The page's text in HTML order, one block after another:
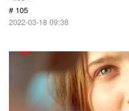
# 105
2022-03-18 09:38